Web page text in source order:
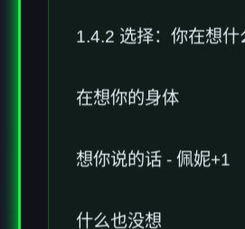
1.4.2 选择：你在想什
在想你的身体
想你说的话 - 佩妮+1
什么也没想